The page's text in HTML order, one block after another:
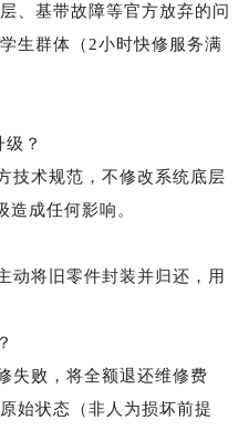
、基带故障等官方放弃的问
生群体（2小时快修服务满
？
技术规范，不修改系统底层
造成任何影响。
动将旧零件封装并归还，用
失败，将全额退还维修费
始状态（非人为损坏前提